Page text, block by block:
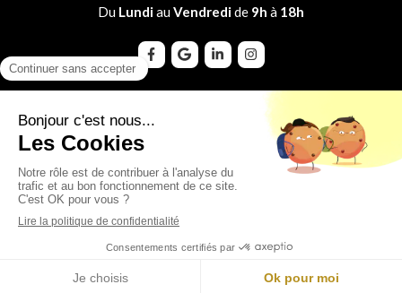
Du LundiauVendredide 9h à 18h
Politique de confidentialité
©2025 Les Clefs de la Liberté - Conciergerie
Création et référencement du site par